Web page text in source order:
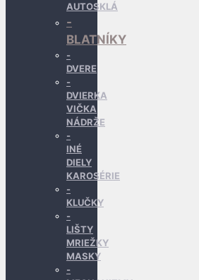
AUTOSKLÁ
BLATNÍKY
DVERE
DVIERKA
VIČKA
NÁDRŽE
INÉ
DIELY
KAROSÉRIE
KLUČKY
LIŠTY
MRIEŽKY
MASKY